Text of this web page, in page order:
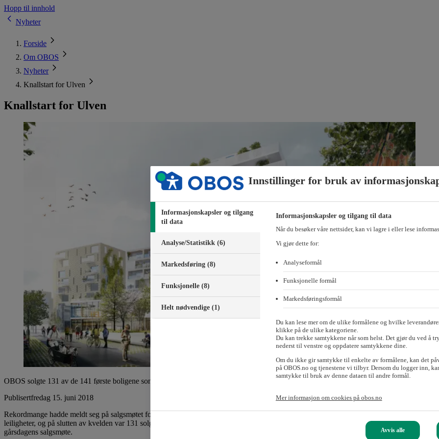
Hopp til innhold
Nyheter
Forside
Om OBOS
Nyheter
Knallstart for Ulven
Knallstart for Ulven
OBOS solgte 131 av de 141 første boligene som ble lagt ut for salg på Ulven i går kveld.
Publisertfredag 15. juni 2018
Rekordmange hadde meldt seg på salgsmøtet for de første boligene i Ulvenparken borettslag som fant sted i går ettermiddag. Stemningen
leiligheter, og på slutten av kvelden var 131 solgt. De resterende 10 leilighetene regner OBOS med vil få kjøpere blant de drøyt 200
gårsdagens salgsmøte.
Innstillinger for bruk av
Informasjonskapsler og tilgang
til data
Analyse/Statistikk (6)
Markedsføring (8)
Funksjonelle (8)
Helt nødvendige (1)
Informasjonskapsler og tilgang til data
Når du besøker våre nettsider, kan vi lagre i eller lese
Vi gjør dette for:
Analyseformål
Funksjonelle formål
Markedsføringsformål
Du kan lese mer om de ulike formålene og hvilke
klikke på de ulike kategoriene.
Du kan trekke samtykkene når som helst. Det gjør du ved å
nederst til venstre og oppdatere samtykkene dine.
Om du ikke gir samtykke til enkelte av formålene, kan det
på OBOS.no og tjenestene vi tilbyr. Dersom du logger inn,
samtykke til bruk av denne dataen til andre formål.
Mer informasjon om cookies på obos.no
Avvis alle